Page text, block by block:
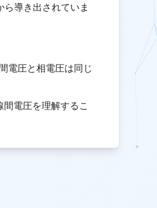
導き出されていま
電圧と相電圧は同じ
電圧を理解するこ